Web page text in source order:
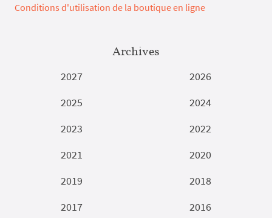
Conditions d'utilisation de la boutique en ligne
Archives
2027
2026
2025
2024
2023
2022
2021
2020
2019
2018
2017
2016